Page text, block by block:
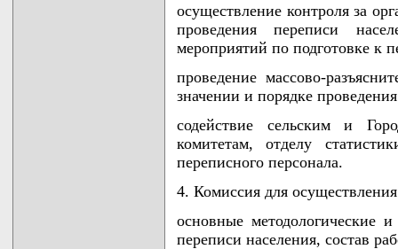
осуществление контроля за
проведения переписи
мероприятий по подготовке к
проведение массово-
значении и порядке
содействие сельским и
комитетам, отделу
переписного персонала.
4. Комиссия для
основные методологические
переписи населения, состав